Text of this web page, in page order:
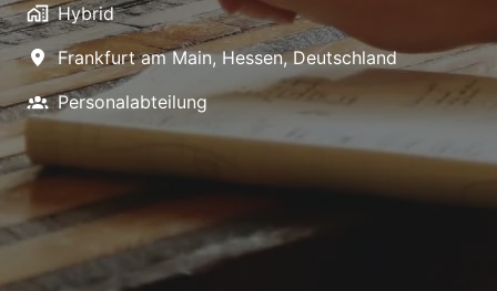
Hybrid
Frankfurt am Main, Hessen, Deutschland
Personalabteilung